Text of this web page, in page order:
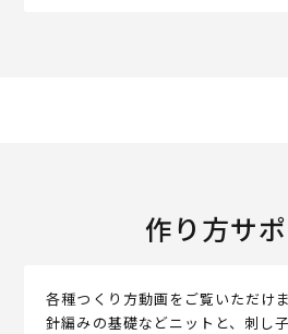
作り方サ
各種つくり方動画をご覧いただけ
針編みの基礎などニットと、刺し